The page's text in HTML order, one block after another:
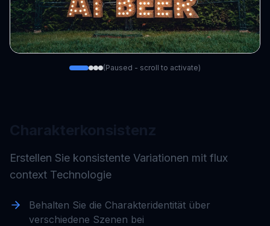
(Paused - scroll to activate)
Erstellen Sie konsistente Variationen mit flux
context Technologie
Behalten Sie die Charakteridentität über
verschiedene Szenen bei